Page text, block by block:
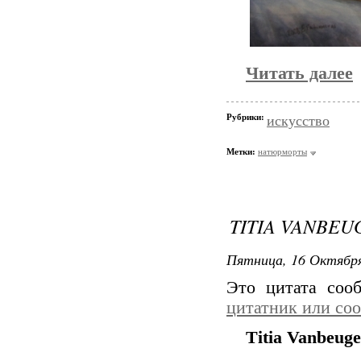
Читать далее
Рубрики: искусство
Метки: натюрморты
TITIA
Пятница, 16
Это цитата
цитатник или
Titia